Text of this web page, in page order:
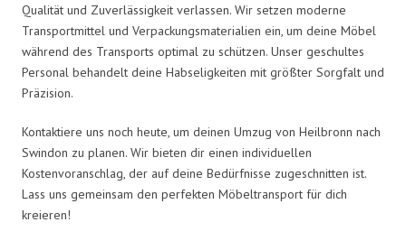
Qualität und Zuverlässigkeit verlassen. Wir setzen moderne
Transportmittel und Verpackungsmaterialien ein, um deine Möbel
während des Transports optimal zu schützen. Unser geschultes
Personal behandelt deine Habseligkeiten mit größter Sorgfalt und
Präzision.
Kontaktiere uns noch heute, um deinen Umzug von Heilbronn nach
Swindon zu planen. Wir bieten dir einen individuellen
Kostenvoranschlag, der auf deine Bedürfnisse zugeschnitten ist.
Lass uns gemeinsam den perfekten Möbeltransport für dich
kreieren!